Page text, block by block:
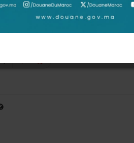
وقطاع خاص ومجتمع مدني، من أجل
للكهرباء، بما يعزز الانتقال الطاقي